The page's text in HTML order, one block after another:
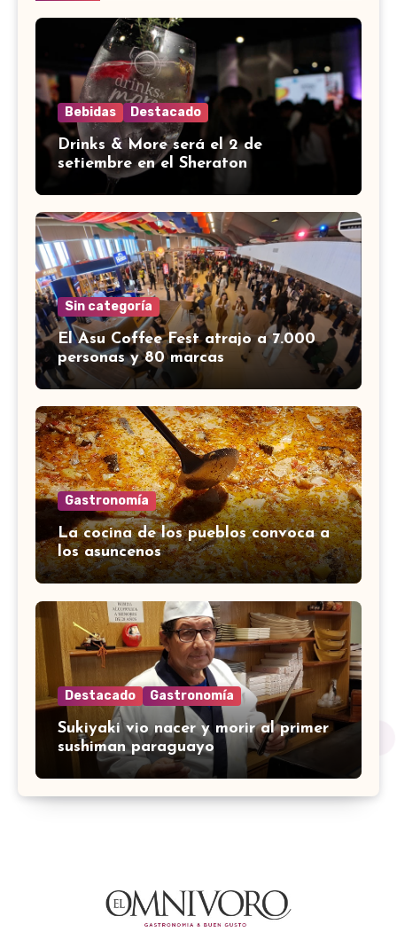
Bebidas Destacado
Drinks & More será el 2 de
setiembre en el Sheraton
Sin categoría
El Asu Coffee Fest atrajo a 7.000
personas y 80 marcas
Gastronomía
La cocina de los pueblos convoca a
los asuncenos
Destacado Gastronomía
Sukiyaki vio nacer y morir al primer
sushiman paraguayo